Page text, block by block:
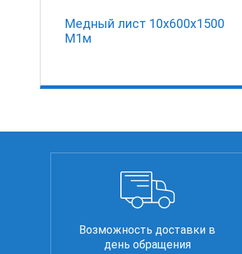
Медный лист 10х600х1500
М1м
Возможность доставки в
день обращения